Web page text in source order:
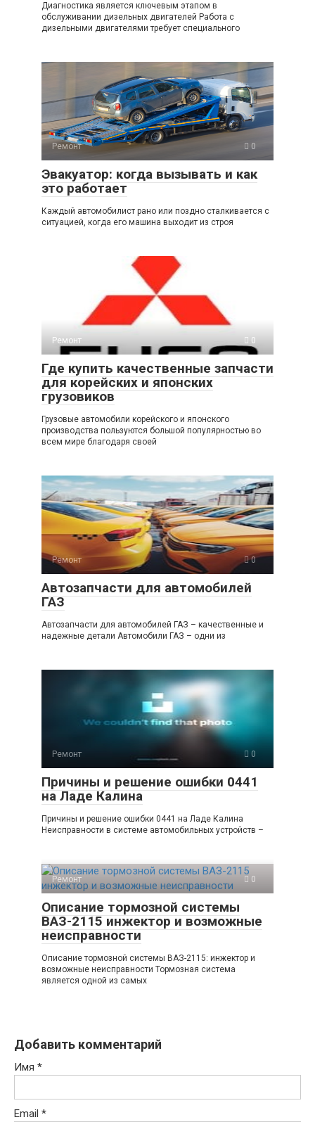
Диагностика является ключевым этапом в
обслуживании дизельных двигателей Работа с
дизельными двигателями требует специального
Ремонт 0
Эвакуатор: когда вызывать и как
это работает
Каждый автомобилист рано или поздно сталкивается с
ситуацией, когда его машина выходит из строя
Ремонт 0
Где купить качественные запчасти
для корейских и японских
грузовиков
Грузовые автомобили корейского и японского
производства пользуются большой популярностью во
всем мире благодаря своей
Ремонт 0
Автозапчасти для автомобилей
ГАЗ
Автозапчасти для автомобилей ГАЗ – качественные и
надежные детали Автомобили ГАЗ – одни из
Ремонт 0
Причины и решение ошибки 0441
на Ладе Калина
Причины и решение ошибки 0441 на Ладе Калина
Неисправности в системе автомобильных устройств –
Ремонт 0
Описание тормозной системы
ВАЗ-2115 инжектор и возможные
неисправности
Описание тормозной системы ВАЗ-2115: инжектор и
возможные неисправности Тормозная система
является одной из самых
Добавить комментарий
Имя *
Email *